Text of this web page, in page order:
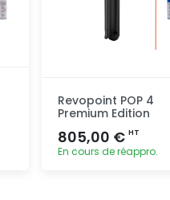
Revopoint POP 4
Premium Edition
805,00 € HT
En cours de réappro.